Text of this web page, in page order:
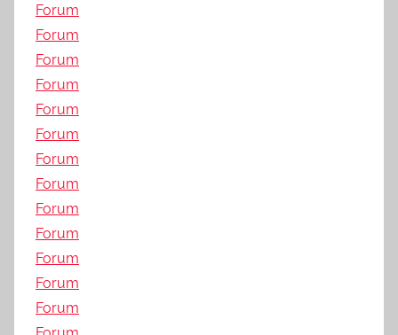
Forum
Forum
Forum
Forum
Forum
Forum
Forum
Forum
Forum
Forum
Forum
Forum
Forum